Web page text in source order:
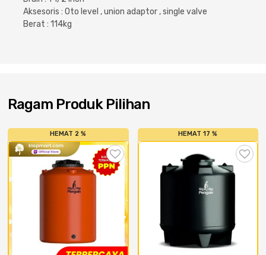
Cat dan Kimia
Aksesoris : Oto level , union adaptor , single valve
Berat : 114kg
Ragam Produk Pilihan
HEMAT 2 % HEMAT 17 %